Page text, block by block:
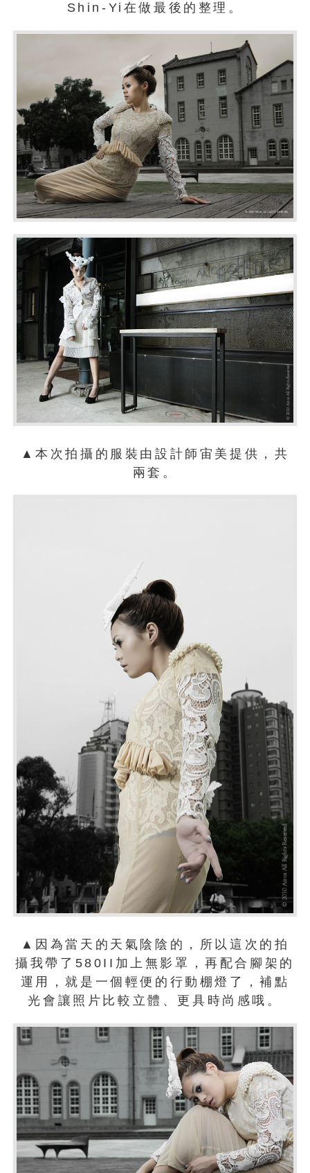
Shin-Yi在做最後的整理。
▲本次拍攝的服裝由設計師宙美提供，共
兩套。
▲因為當天的天氣陰陰的，所以這次的拍
攝我帶了580II加上無影罩，再配合腳架的
運用，就是一個輕便的行動棚燈了，補點
光會讓照片比較立體、更具時尚感哦。